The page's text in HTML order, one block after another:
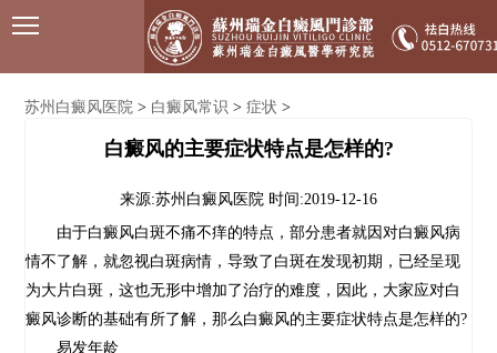
苏州白癜风医院 > 白癜风常识 >症状 >
白癜风的主要症状特点是怎样的?
来源:苏州白癜风医院 时间:2019-12-16
由于白癜风白斑不痛不痒的特点，部分患者就因对白癜风病
情不了解，就忽视白斑病情，导致了白斑在发现初期，已经呈现
为大片白斑，这也无形中增加了治疗的难度，因此，大家应对白
癜风诊断的基础有所了解，那么白癜风的主要症状特点是怎样的?
易发年龄